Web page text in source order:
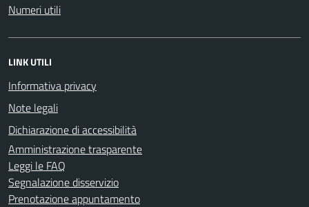
Numeri utili
LINK UTILI
Informativa privacy
Note legali
Dichiarazione di accessibilità
Amministrazione trasparente
Leggi le FAQ
Segnalazione disservizio
Prenotazione appuntamento